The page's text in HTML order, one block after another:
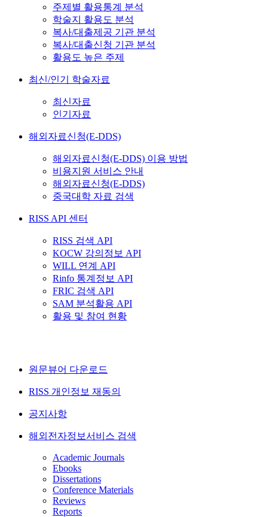
주제별 활용통계 분석
학술지 활용도 분석
복사/대출제공 기관 분석
복사/대출신청 기관 분석
활용도 높은 주제
최신/인기 학술자료
최신자료
인기자료
해외자료신청(E-DDS)
해외자료신청(E-DDS) 이용 방법
비용지원 서비스 안내
해외자료신청(E-DDS)
중국대학 자료 검색
RISS API 센터
RISS 검색 API
KOCW 강의정보 API
WILL 연계 API
Rinfo 통계정보 API
FRIC 검색 API
SAM 분석활용 API
활용 및 참여 현황
원문뷰어 다운로드
RISS 개인정보 재동의
공지사항
해외전자정보서비스 검색
Academic Journals
Ebooks
Dissertations
Conference Materials
Reviews
Reports